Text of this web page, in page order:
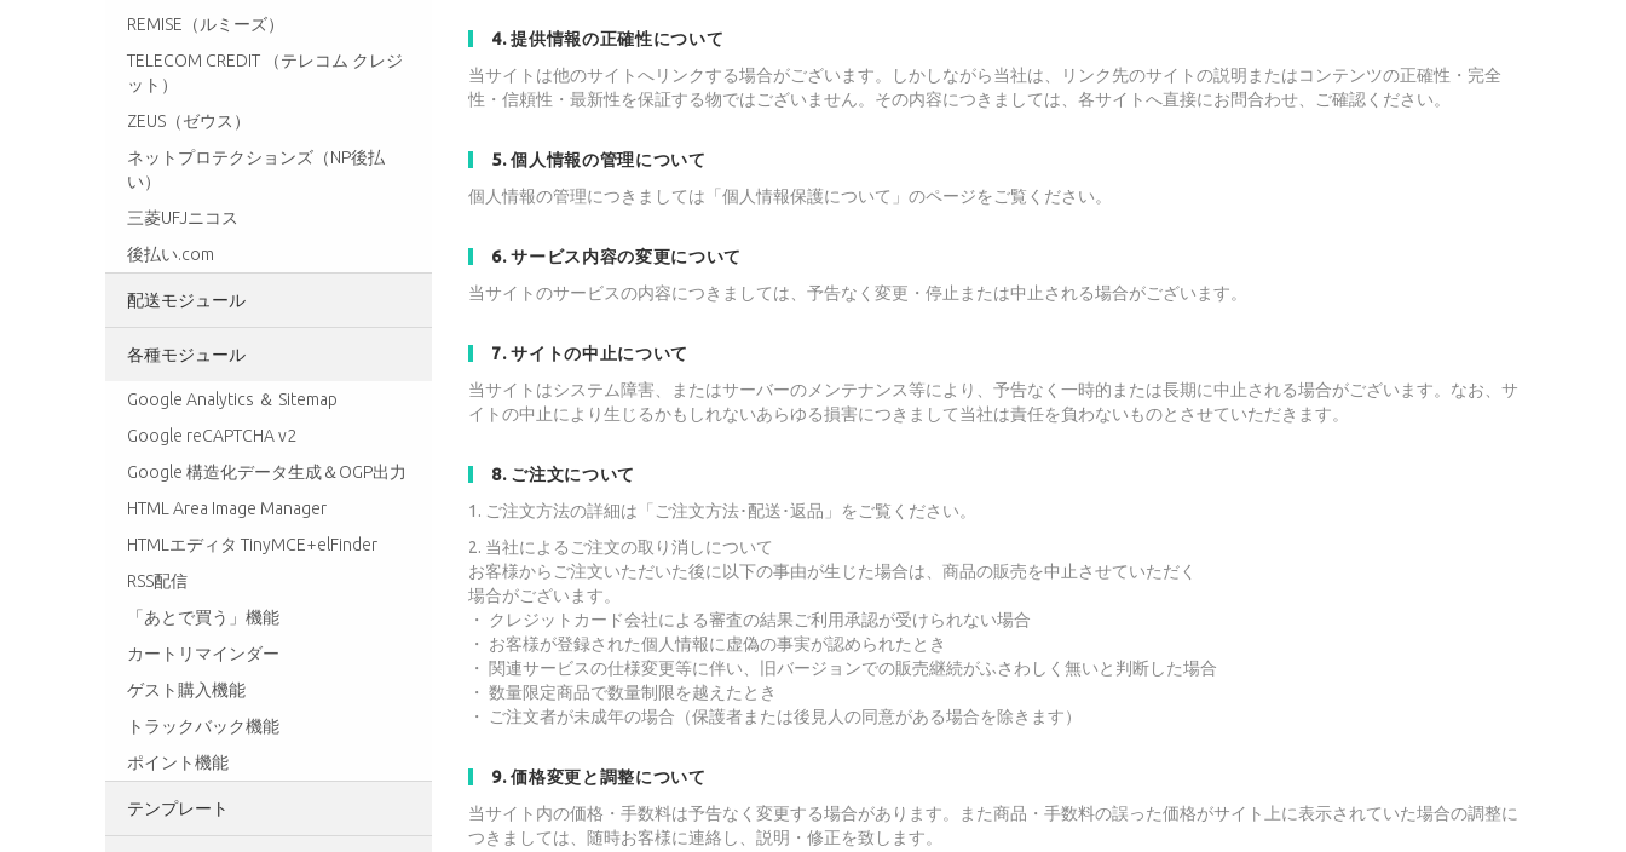
4. 提供情報の正確性について
当サイトは他のサイトへリンクする場合がございます。しかしながら当社は、リンク先のサイトの説明またはコンテンツの正確性・完全
性・信頼性・最新性を保証する物ではございません。その内容につきましては、各サイトへ直接にお問合わせ、ご確認ください。
5. 個人情報の管理について
個人情報の管理につきましては「個人情報保護について」のページをご覧ください。
6. サービス内容の変更について
当サイトのサービスの内容につきましては、予告なく変更・停止または中止される場合がございます。
7. サイトの中止について
当サイトはシステム障害、またはサーバーのメンテナンス等により、予告なく一時的または長期に中止される場合がございます。なお、サ
イトの中止により生じるかもしれないあらゆる損害につきまして当社は責任を負わないものとさせていただきます。
8. ご注文について
1. ご注文方法の詳細は「ご注文方法･配送･返品」をご覧ください。
2. 当社によるご注文の取り消しについて
お客様からご注文いただいた後に以下の事由が生じた場合は、商品の販売を中止させていただく
場合がございます。
・ クレジットカード会社による審査の結果ご利用承認が受けられない場合
・ お客様が登録された個人情報に虚偽の事実が認められたとき
・ 関連サービスの仕様変更等に伴い、旧バージョンでの販売継続がふさわしく無いと判断した場合
・ 数量限定商品で数量制限を越えたとき
・ ご注文者が未成年の場合（保護者または後見人の同意がある場合を除きます）
9. 価格変更と調整について
当サイト内の価格・手数料は予告なく変更する場合があります。また商品・手数料の誤った価格がサイト上に表示されていた場合の調整に
つきましては、随時お客様に連絡し、説明・修正を致します。
REMISE（ルミーズ）
TELECOM CREDIT （テレコム クレジ
ット）
ZEUS（ゼウス）
ネットプロテクションズ（NP後払
い）
三菱UFJニコス
後払い.com
配送モジュール
各種モジュール
Google Analytics ＆ Sitemap
Google reCAPTCHA v2
Google 構造化データ生成＆OGP出力
HTML Area Image Manager
HTMLエディタ TinyMCE+elFinder
RSS配信
「あとで買う」機能
カートリマインダー
ゲスト購入機能
トラックバック機能
ポイント機能
テンプレート